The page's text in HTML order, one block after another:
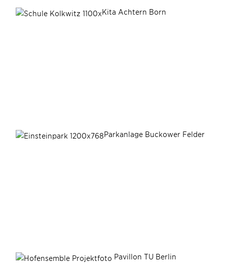
Kita Achtern Born
Parkanlage Buckower Felder
Pavillon TU Berlin